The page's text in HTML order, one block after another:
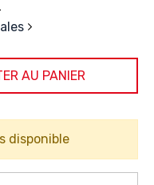
AU PANIER
disponible